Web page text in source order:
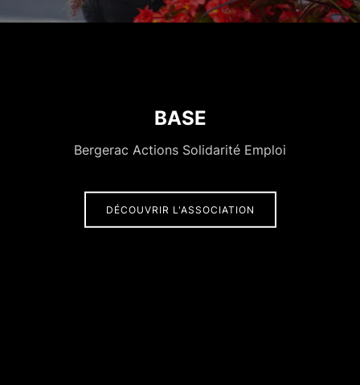
BASE
Bergerac Actions Solidarité Emploi
DÉCOUVRIR L'ASSOCIATION